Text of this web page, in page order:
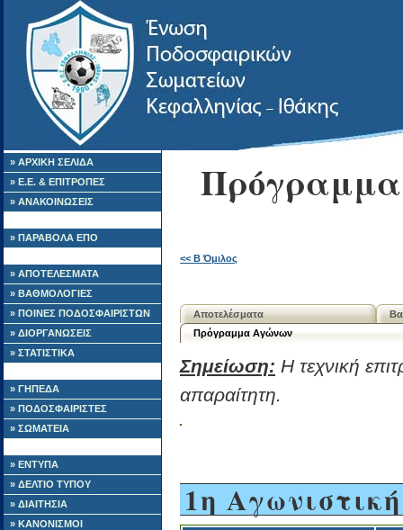
» ΑΡΧΙΚΗ ΣΕΛΙΔΑ
» Ε.Ε. & ΕΠΙΤΡΟΠΕΣ
» ΑΝΑΚΟΙΝΩΣΕΙΣ
» ΠΑΡΑΒΟΛΑ ΕΠΟ
» ΑΠΟΤΕΛΕΣΜΑΤΑ
» ΒΑΘΜΟΛΟΓΙΕΣ
» ΠΟΙΝΕΣ ΠΟΔΟΣΦΑΙΡΙΣΤΩΝ
» ΔΙΟΡΓΑΝΩΣΕΙΣ
» ΣΤΑΤΙΣΤΙΚΑ
» ΓΗΠΕΔΑ
» ΠΟΔΟΣΦΑΙΡΙΣΤΕΣ
» ΣΩΜΑΤΕΙΑ
» ΕΝΤΥΠΑ
» ΔΕΛΤΙΟ ΤΥΠΟΥ
» ΔΙΑΙΤΗΣΙΑ
» ΚΑΝΟΝΙΣΜΟΙ
Πρόγραμμα
<< Β Όμιλος
Αποτελέσματα
Πρόγραμμα Αγώνων
Σημείωση: Η τεχνική
απαραίτητη.
1η Αγωνιστική